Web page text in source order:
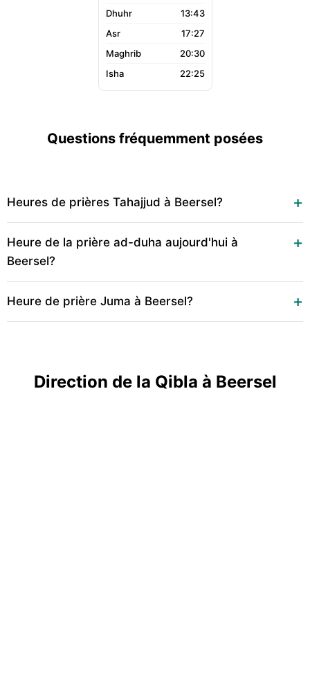
13:43
17:27
20:30
22:25
Questions fréquemment posées
Heures de prières Tahajjud à Beersel?
Heure de la prière ad-duha aujourd'hui à
Beersel?
Heure de prière Juma à Beersel?
Direction de la Qibla à Beersel